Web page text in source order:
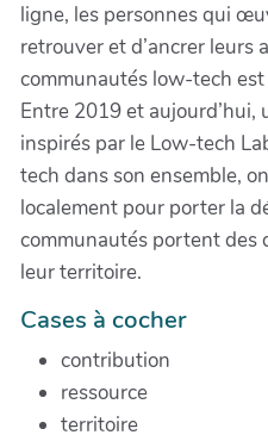
ligne, les personnes qui
retrouver et d’ancrer leurs
communautés low-tech est
Entre 2019 et
inspirés par le Low-tech
tech dans son ensemble,
localement pour porter la
communautés portent des
leur territoire.
Cases à cocher
contribution
ressource
territoire